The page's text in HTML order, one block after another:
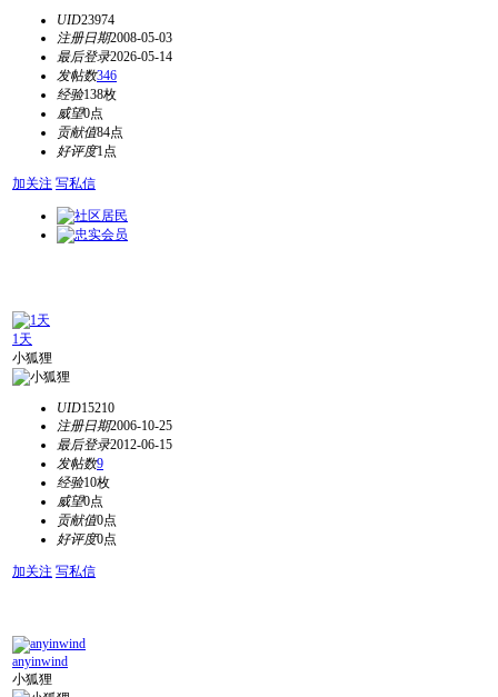
UID23974
注册日期2008-05-03
最后登录2026-05-14
发帖数346
经验138枚
威望0点
贡献值84点
好评度1点
加关注 写私信
1天
小狐狸
UID15210
注册日期2006-10-25
最后登录2012-06-15
发帖数9
经验10枚
威望0点
贡献值0点
好评度0点
加关注 写私信
anyinwind
小狐狸